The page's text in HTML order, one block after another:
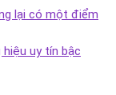
lại có một điểm
uy tín bậc